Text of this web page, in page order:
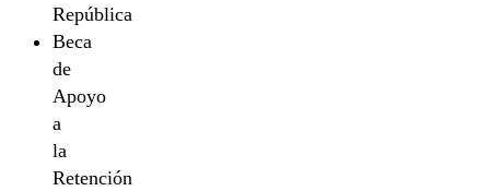
República
Beca
de
Apoyo
a
la
Retención